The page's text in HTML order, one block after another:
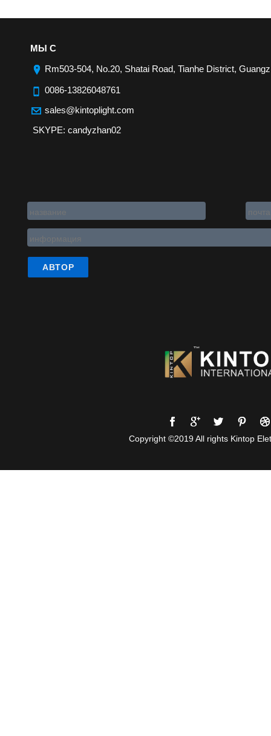
МЫ С
Rm503-504, No.20, Shatai Road, Tianhe District,
0086-13826048761
sales@kintoplight.com
SKYPE: candyzhan02
Copyright ©2019 All rights Kintop